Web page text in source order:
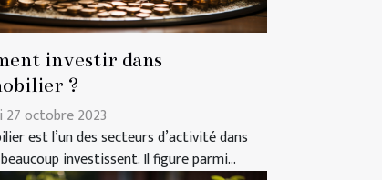
investir dans
?
27 octobre 2023
est l’un des secteurs d’activité dans
investissent. Il figure parmi...